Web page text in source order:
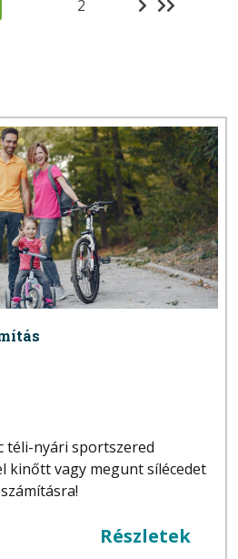
2
téli-nyári sportszered
kinőtt vagy megunt sílécedet
Részletek